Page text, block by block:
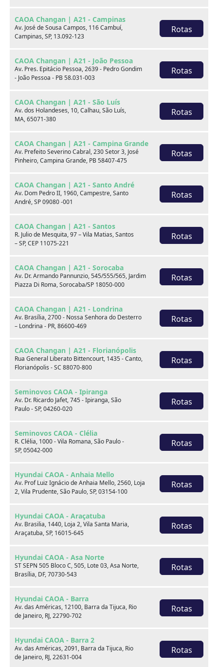
CAOA Changan | A21 - Campinas
Av. José de Sousa Campos, 116 Cambuí,
Campinas, SP, 13.092-123
Rotas
CAOA Changan | A21 - João Pessoa
Av. Pres. Epitácio Pessoa, 2639 - Pedro Gondim
- João Pessoa - PB 58.031-003
Rotas
CAOA Changan | A21 - São Luís
Av. dos Holandeses, 10, Calhau, São Luís,
MA, 65071-380
Rotas
CAOA Changan | A21 - Campina Grande
Av. Prefeito Severino Cabral, 230 Setor 3, José
Pinheiro, Campina Grande, PB 58407-475
Rotas
CAOA Changan | A21 - Santo André
Av. Dom Pedro II, 1960, Campestre, Santo
André, SP 09080 -001
Rotas
CAOA Changan | A21 - Santos
R. Julio de Mesquita, 97 – Vila Matias, Santos
– SP, CEP 11075-221
Rotas
CAOA Changan | A21 - Sorocaba
Av. Dr. Armando Pannunzio, 545/555/565, Jardim
Piazza Di Roma, Sorocaba/SP 18050-000
Rotas
CAOA Changan | A21 - Londrina
Av. Brasília, 2700 - Nossa Senhora do Desterro
– Londrina - PR, 86600-469
Rotas
CAOA Changan | A21 - Florianópolis
Rua General Liberato Bittencourt, 1435 - Canto,
Florianópolis - SC 88070-800
Rotas
Seminovos CAOA - Ipiranga
Av. Dr. Ricardo Jafet, 745 - Ipiranga, São
Paulo - SP, 04260-020
Rotas
Seminovos CAOA - Clélia
R. Clélia, 1000 - Vila Romana, São Paulo -
SP, 05042-000
Rotas
Hyundai CAOA - Anhaia Mello
Av. Prof Luiz Ignácio de Anhaia Mello, 2560, Loja
2, Vila Prudente, São Paulo, SP, 03154-100
Rotas
Hyundai CAOA - Araçatuba
Av. Brasilia, 1440, Loja 2, Vila Santa Maria,
Araçatuba, SP, 16015-645
Rotas
Hyundai CAOA - Asa Norte
ST SEPN 505 Bloco C, 505, Lote 03, Asa Norte,
Brasília, DF, 70730-543
Rotas
Hyundai CAOA - Barra
Av. das Américas, 12100, Barra da Tijuca, Rio
de Janeiro, RJ, 22790-702
Rotas
Hyundai CAOA - Barra 2
Av. das Américas, 2091, Barra da Tijuca, Rio
de Janeiro, RJ, 22631-004
Rotas
xxx
xxx
xxx
xxxxxx/xxxxxx
xxxxxx/xxxxxx
xxx
Consulte por marca
Destaques
Sobre nós